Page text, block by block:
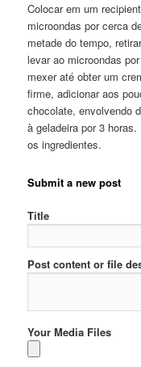
Colocar em um
microondas por cerca
metade do tempo,
levar ao microondas
mexer até obter um
firme, adicionar aos
chocolate, envolvendo
à geladeira por 3
os ingredientes.
Submit a new post
Title
Post content or file
Your Media Files